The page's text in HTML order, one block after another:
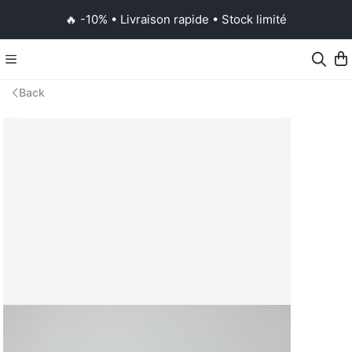
🔥 -10% • Livraison rapide • Stock limité
Back